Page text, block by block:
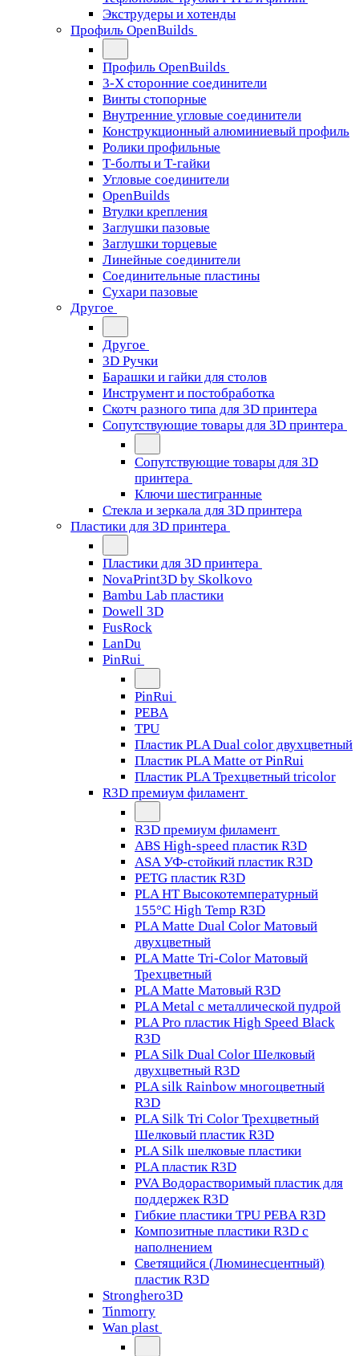
Экструдеры и хотенды
Профиль OpenBuilds
Профиль OpenBuilds
3-Х сторонние соединители
Винты стопорные
Внутренние угловые соединители
Конструкционный алюминиевый профиль
Ролики профильные
Т-болты и Т-гайки
Угловые соединители
OpenBuilds
Втулки крепления
Заглушки пазовые
Заглушки торцевые
Линейные соединители
Соединительные пластины
Сухари пазовые
Другое
Другое
3D Ручки
Барашки и гайки для столов
Инструмент и постобработка
Скотч разного типа для 3D принтера
Сопутствующие товары для 3D принтера
Сопутствующие товары для 3D
принтера
Ключи шестигранные
Стекла и зеркала для 3D принтера
Пластики для 3D принтера
Пластики для 3D принтера
NovaPrint3D by Skolkovo
Bambu Lab пластики
Dowell 3D
FusRock
LanDu
PinRui
PinRui
PEBA
TPU
Пластик PLA Dual color двухцветный
Пластик PLA Matte от PinRui
Пластик PLA Трехцветный tricolor
R3D премиум филамент
R3D премиум филамент
ABS High-speed пластик R3D
ASA УФ-стойкий пластик R3D
PETG пластик R3D
PLA HT Высокотемпературный
155°C High Temp R3D
PLA Matte Dual Color Матовый
двухцветный
PLA Matte Tri-Color Матовый
Трехцветный
PLA Matte Матовый R3D
PLA Metal с металлической пудрой
PLA Pro пластик High Speed Black
R3D
PLA Silk Dual Color Шелковый
двухцветный R3D
PLA silk Rainbow многоцветный
R3D
PLA Silk Tri Color Трехцветный
Шелковый пластик R3D
PLA Silk шелковые пластики
PLA пластик R3D
PVA Водорастворимый пластик для
поддержек R3D
Гибкие пластики TPU PEBA R3D
Композитные пластики R3D с
наполнением
Светящийся (Люминесцентный)
пластик R3D
Stronghero3D
Tinmorry
Wan plast